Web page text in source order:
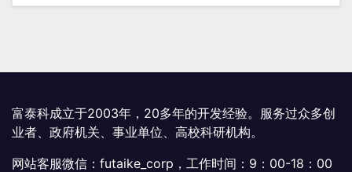
¥299.00。
富泰科成立于2003年，20多年的开发经验。服务过众多创
业者、政府机关、事业单位、高校科研机构。
网站客服微信：futaike_corp，工作时间：9：00-18：00